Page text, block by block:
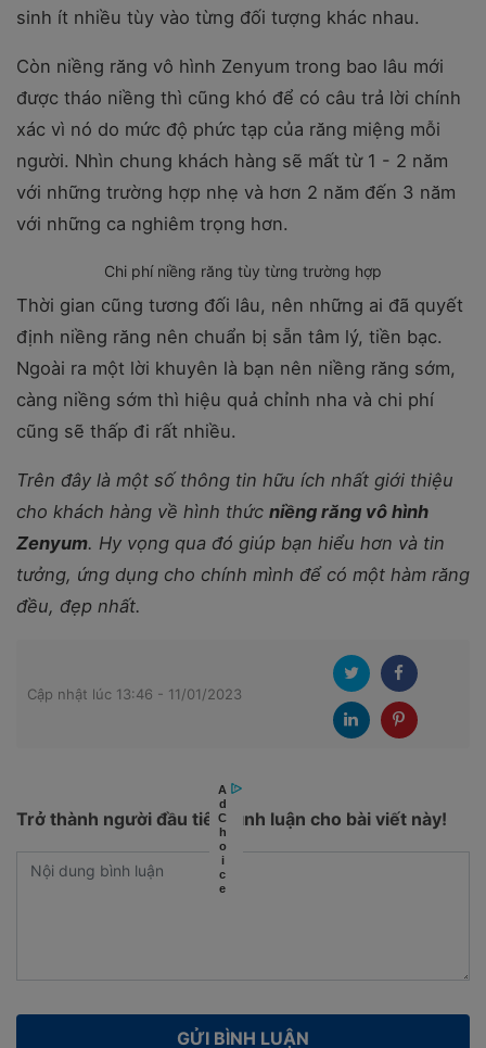
sinh ít nhiều tùy vào từng đối tượng khác nhau.
Còn niềng răng vô hình Zenyum trong bao lâu mới
được tháo niềng thì cũng khó để có câu trả lời chính
xác vì nó do mức độ phức tạp của răng miệng mỗi
người. Nhìn chung khách hàng sẽ mất từ 1 - 2 năm
với những trường hợp nhẹ và hơn 2 năm đến 3 năm
với những ca nghiêm trọng hơn.
Chi phí niềng răng tùy từng trường hợp
Thời gian cũng tương đối lâu, nên những ai đã quyết
định niềng răng nên chuẩn bị sẵn tâm lý, tiền bạc.
Ngoài ra một lời khuyên là bạn nên niềng răng sớm,
càng niềng sớm thì hiệu quả chỉnh nha và chi phí
cũng sẽ thấp đi rất nhiều.
Trên đây là một số thông tin hữu ích nhất giới thiệu
cho khách hàng về hình thức niềng răng vô hình
Zenyum. Hy vọng qua đó giúp bạn hiểu hơn và tin
tưởng, ứng dụng cho chính mình để có một hàm răng
đều, đẹp nhất.
Cập nhật lúc 13:46 - 11/01/2023
Trở thành người đầu tiên bình luận cho bài viết này!